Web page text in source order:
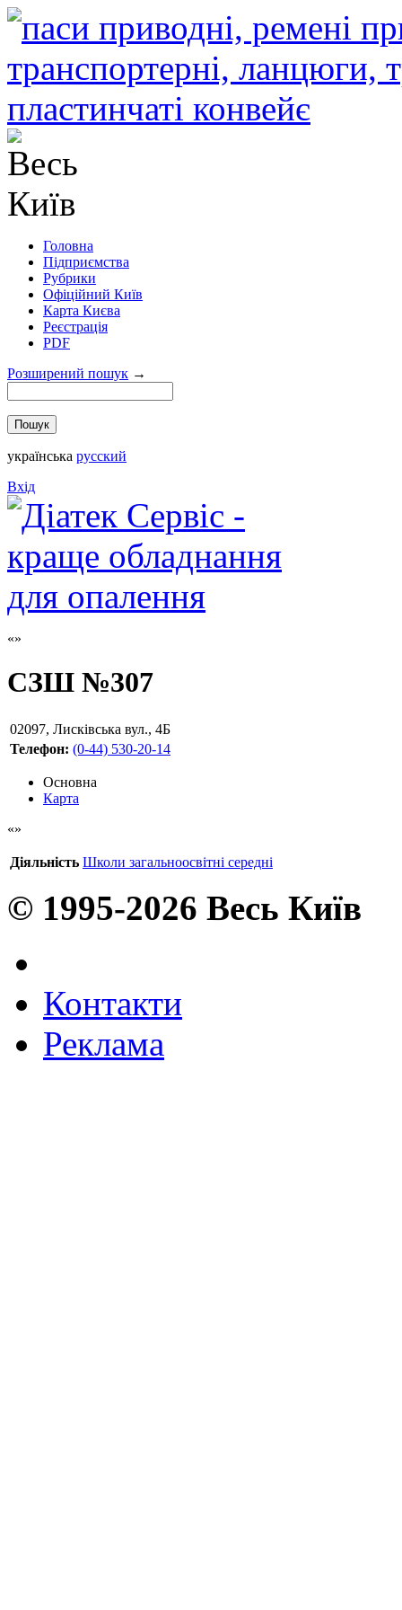
Головна
Підприємства
Рубрики
Офіційний Київ
Карта Києва
Реєстрація
PDF
Розширений пошук →
українська русский
Вхід
СЗШ №307
02097, Лисківська вул., 4Б
Телефон: (0-44) 530-20-14
Основна
Карта
Діяльність Школи загальноосвітні середні
© 1995-2026 Весь Київ
Контакти
Реклама